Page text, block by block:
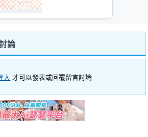
論
入 才可以發表或回覆留言討論